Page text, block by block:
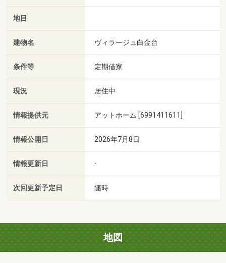
地目
建物名 ヴィラージュ白金台
条件等 定期借家
現況 居住中
情報提供元 アットホーム [6991411611]
情報公開日 2026年7月8日
情報更新日 -
次回更新予定日 随時
地図